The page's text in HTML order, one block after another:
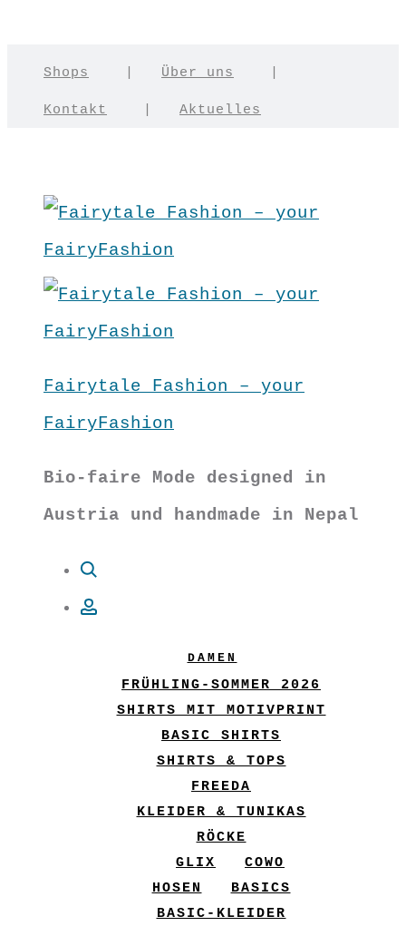
Shops Über uns
Kontakt Aktuelles
Fairytale Fashion – your
FairyFashion
Bio-faire Mode designed in
Austria und handmade in Nepal
DAMEN
FRÜHLING-SOMMER 2026
SHIRTS MIT MOTIVPRINT
BASIC SHIRTS
SHIRTS & TOPS
FREEDA
KLEIDER & TUNIKAS
RÖCKE
GLIX
COWO
HOSEN
BASICS
BASIC-KLEIDER